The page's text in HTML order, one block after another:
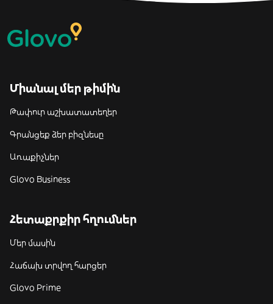
Միանալ մեր թիմին
Թափուր աշխատատեղեր
Գրանցեք ձեր բիզնեսը
Առաքիչներ
Glovo Business
Հետաքրքիր հղումներ
Մեր մասին
Հաճախ տրվող հարցեր
Glovo Prime